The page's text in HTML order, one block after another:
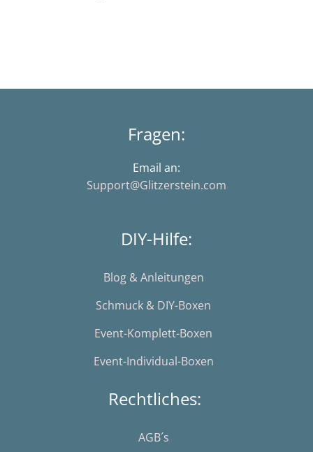
Fragen:
Email an:
Support@Glitzerstein.com
DIY-Hilfe:
Blog & Anleitungen
Schmuck & DIY-Boxen
Event-Komplett-Boxen
Event-Individual-Boxen
Rechtliches:
AGB´s